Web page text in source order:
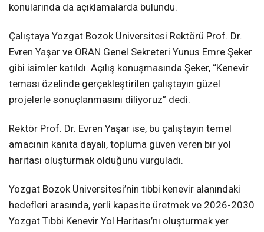
konularında da açıklamalarda bulundu.
Çalıştaya Yozgat Bozok Üniversitesi Rektörü Prof. Dr.
Evren Yaşar ve ORAN Genel Sekreteri Yunus Emre Şeker
gibi isimler katıldı. Açılış konuşmasında Şeker, “Kenevir
teması özelinde gerçekleştirilen çalıştayın güzel
projelerle sonuçlanmasını diliyoruz” dedi.
Rektör Prof. Dr. Evren Yaşar ise, bu çalıştayın temel
amacının kanıta dayalı, topluma güven veren bir yol
haritası oluşturmak olduğunu vurguladı.
Yozgat Bozok Üniversitesi’nin tıbbi kenevir alanındaki
hedefleri arasında, yerli kapasite üretmek ve 2026-2030
Yozgat Tıbbi Kenevir Yol Haritası’nı oluşturmak yer